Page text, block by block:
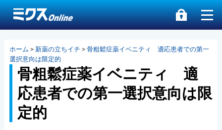
ホーム > 新薬の立ちイチ > 骨粗鬆症薬イベニティ 適応患者での第一
選択意向は限定的
骨粗鬆症薬イベニティ 適
応患者での第一選択意向は限
定的